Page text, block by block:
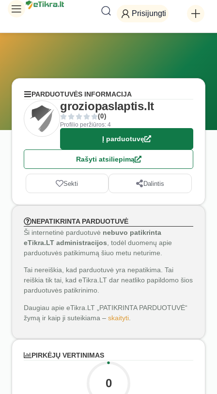
Prisijungti
PARDUOTUVĖS INFORMACIJA
groziopaslaptis.lt
(0)
Profilio peržiūros: 4
Į parduotuvę
Rašyti atsiliepimą
Sekti Dalintis
NEPATIKRINTA PARDUOTUVĖ
Ši internetinė parduotuvė nebuvo patikrinta
eTikra.LT administracijos , todėl duomenų apie
parduotuvės patikimumą šiuo metu neturime.
Tai nereiškia, kad parduotuvė yra nepatikima. Tai
reiškia tik tai, kad eTikra.LT dar neatliko papildomo šios
parduotuvės patikrinimo.
Daugiau apie eTikra.LT „PATIKRINTA PARDUOTUVĖ“
žymą ir kaip ji suteikiama – skaityti
PIRKĖJŲ VERTINIMAS
0